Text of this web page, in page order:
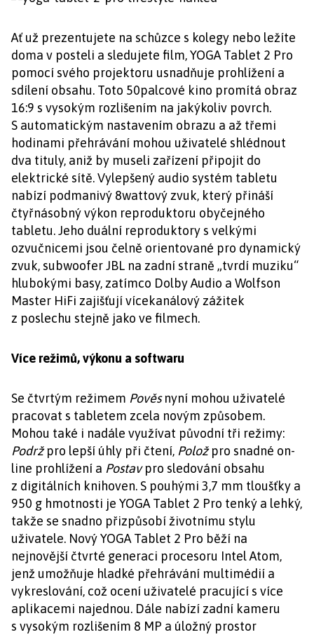
Ať už prezentujete na schůzce s kolegy nebo ležíte
doma v posteli a sledujete film, YOGA Tablet 2 Pro
pomocí svého projektoru usnadňuje prohlížení a
sdílení obsahu. Toto 50palcové kino promítá obraz
16:9 s vysokým rozlišením na jakýkoliv povrch.
S automatickým nastavením obrazu a až třemi
hodinami přehrávání mohou uživatelé shlédnout
dva tituly, aniž by museli zařízení připojit do
elektrické sítě. Vylepšený audio systém tabletu
nabízí podmanivý 8wattový zvuk, který přináší
čtyřnásobný výkon reproduktoru obyčejného
tabletu. Jeho duální reproduktory s velkými
ozvučnicemi jsou čelně orientované pro dynamický
zvuk, subwoofer JBL na zadní straně „tvrdí muziku“
hlubokými basy, zatímco Dolby Audio a Wolfson
Master HiFi zajišťují vícekanálový zážitek
z poslechu stejně jako ve filmech.
Více režimů, výkonu a softwaru
Se čtvrtým režimem Pověsnyní mohou uživatelé
pracovat s tabletem zcela novým způsobem.
Mohou také i nadále využívat původní tři režimy:
Podržpro lepší úhly při čtení, Položpro snadné on-
line prohlížení a Postavpro sledování obsahu
z digitálních knihoven. S pouhými 3,7 mm tloušťky a
950 g hmotnosti je YOGA Tablet 2 Pro tenký a lehký,
takže se snadno přizpůsobí životnímu stylu
uživatele. Nový YOGA Tablet 2 Pro běží na
nejnovější čtvrté generaci procesoru Intel Atom,
jenž umožňuje hladké přehrávání multimédií a
vykreslování, což ocení uživatelé pracující s více
aplikacemi najednou. Dále nabízí zadní kameru
s vysokým rozlišením 8 MP a úložný prostor